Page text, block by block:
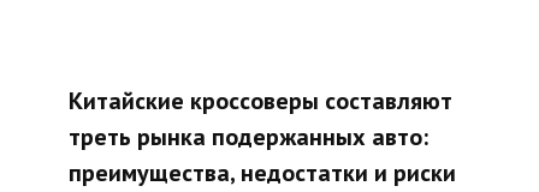
Китайские кроссоверы составляют
треть рынка подержанных авто:
преимущества, недостатки и риски